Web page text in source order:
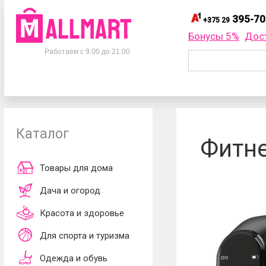
Телефоны
+375 33395-70-75
Работаем с 9.00 до 21.00
+375 29 395-
+375 29
обработки
принимаю
Бонусы 5%
Каталог
Товары для дома
Дача и огород
Красота и здоровье
Для спорта и туризма
Одежда и обувь